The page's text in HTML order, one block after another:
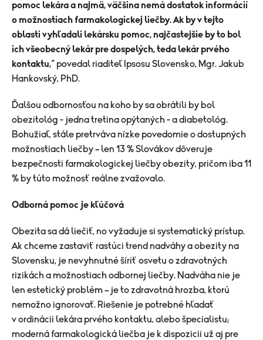
pomoc lekára a najmä, väčšina nemá dostatok informácií
o možnostiach farmakologickej liečby. Ak by v tejto
oblasti vyhľadali lekársku pomoc, najčastejšie by to bol
ich všeobecný lekár pre dospelých, teda lekár prvého
kontaktu,“ povedal riaditeľ Ipsosu Slovensko, Mgr. Jakub
Hankovský, PhD.
Ďalšou odbornosťou na koho by sa obrátili by bol
obezitológ - jedna tretina opýtaných - a diabetológ.
Bohužiaľ, stále pretrváva nízke povedomie o dostupných
možnostiach liečby – len 13 % Slovákov dôveruje
bezpečnosti farmakologickej liečby obezity, pričom iba 11
% by túto možnosť reálne zvažovalo.
Odborná pomoc je kľúčová
Obezita sa dá liečiť, no vyžaduje si systematický prístup.
Ak chceme zastaviť rastúci trend nadváhy a obezity na
Slovensku, je nevyhnutné šíriť osvetu o zdravotných
rizikách a možnostiach odbornej liečby. Nadváha nie je
len estetický problém – je to zdravotná hrozba, ktorú
nemožno ignorovať. Riešenie je potrebné hľadať
v ordinácii lekára prvého kontaktu, alebo špecialistu;
moderná farmakologická liečba je k dispozicii už aj pre